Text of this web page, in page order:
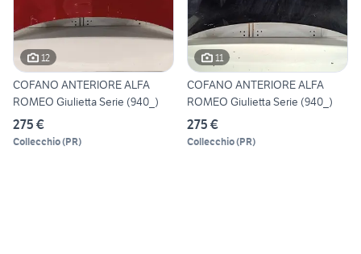
12
COFANO ANTERIORE ALFA
ROMEO Giulietta Serie (940_)
275 €
Collecchio(PR)
11
COFANO ANTERIORE ALFA
ROMEO Giulietta Serie (940_)
275 €
Collecchio(PR)